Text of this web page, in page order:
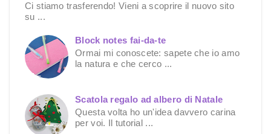
Ci stiamo trasferendo! Vieni a scoprire il nuovo sito
su ...
Block notes fai-da-te
Ormai mi conoscete: sapete che io amo
la natura e che cerco ...
Scatola regalo ad albero di Natale
Questa volta ho un'idea davvero carina
per voi. Il tutorial ...